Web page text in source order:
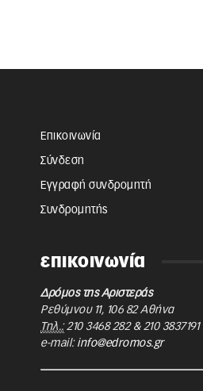
Επικοινωνία
Σύνδεση
Εγγραφή συνδρομητή
Συνδρομητής
επικοινωνία
Δρόμος της Αριστεράς
Ρεθύμνου 11, 106 82 Αθήνα
Τηλ.: 210 3468 282& 210 3837191
e-mail: info@edromos.gr